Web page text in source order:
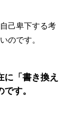
己卑下する考
のです。
「書き換え
す。